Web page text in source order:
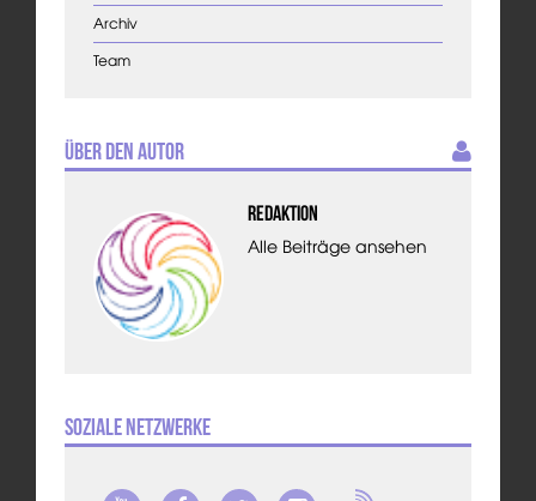
Archiv
Team
Über den Autor
Redaktion
Alle Beiträge ansehen
Soziale Netzwerke